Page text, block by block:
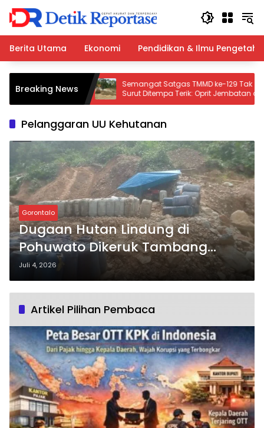
Langsung
konten
Berita Utama
Ekonomi Pendidikan & Ilmu
Breaking News
Dilantik, Bupati
dan
Semangat Satgas TMMD ke-129 Tak
Surut Ditempa Terik: Oprit Jembatan di
Lhok Panah Dikebut Nyaris Rampung
Pelanggaran UU Kehutanan
Gorontalo
Dugaan Hutan Lindung di
Pohuwato Dikeruk Tambang
Ilegal, 3 Unit Alat Berat Beroperasi
Tanpa Izin
Juli 4, 2026
Artikel Pilihan Pembaca